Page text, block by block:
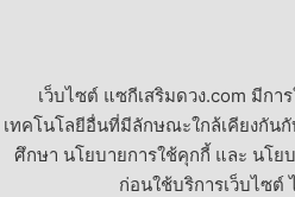
เว็บไซต์ แซกีเสริมดวง.com มีกา
เทคโนโลยีอื่นที่มีลักษณะใกล้เคียงกัน
ศึกษา นโยบายการใช้คุกกี้ และ นโย
ก่อนใช้บริการเว็บไซต์